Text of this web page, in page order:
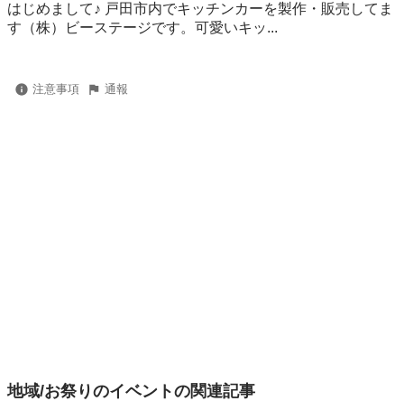
はじめまして♪ 戸田市内でキッチンカーを製作・販売してま
す（株）ビーステージです。可愛いキッ...
注意事項 通報
地域/お祭りのイベントの関連記事